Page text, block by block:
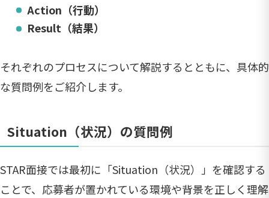
Action（行動）
Result（結果）
それぞれのプロセスについて解説するとともに、具体的
な質問例をご紹介します。
Situation（状況）の質問例
STAR面接では最初に「Situation（状況）」を確認する
ことで、応募者が置かれている環境や背景を正しく理解